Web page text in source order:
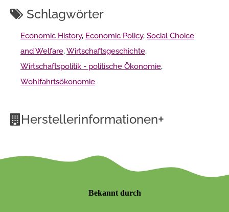
Schlagwörter
Economic History, Economic Policy, Social Choice
and Welfare,Wirtschaftsgeschichte,
Wirtschaftspolitik - politische Ökonomie,
Wohlfahrtsökonomie
Herstellerinformationen+
Bekannt durch